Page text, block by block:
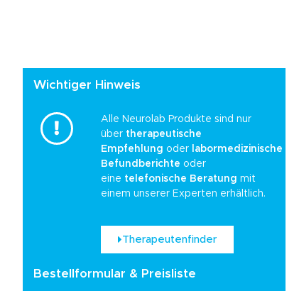
Wichtiger Hinweis
Alle Neurolab Produkte sind nur
über therapeutische
Empfehlung oder labormedizinische
Befundberichte oder
eine telefonische Beratung mit
einem unserer Experten erhältlich.
Therapeutenfinder
Bestellformular & Preisliste